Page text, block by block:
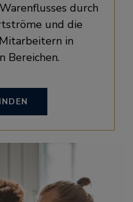
durch
und die
in
Bereichen.